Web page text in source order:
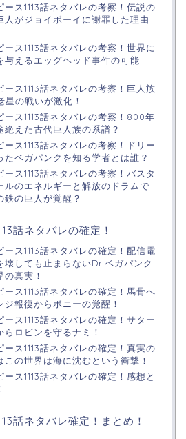
ース1113話ネタバレの考察！伝説の
人がジョイボーイに謝罪した理由
ース1113話ネタバレの考察！世界に
与えるエッグヘッド事件の可能
ース1113話ネタバレの考察！巨人族
星の戦いが激化！
ース1113話ネタバレの考察！800年
絶えた古代巨人族の系譜？
ース1113話ネタバレの考察！ドリー
たベガパンクを知る学者とは誰？
ース1113話ネタバレの考察！バスタ
ルのエネルギーと解放のドラムで
鉄の巨人が覚醒？
話ネタバレの確定！
ース1113話ネタバレの確定！配信電
壊しても止まらないDr.ベガパンク
の真実！
ース1113話ネタバレの確定！馬骨へ
ジ報復からボニーの覚醒！
ース1113話ネタバレの確定！サター
らロビンを守るナミ！
ース1113話ネタバレの確定！真実の
この世界は海に沈むという衝撃！
ース1113話ネタバレの確定！感想と
話ネタバレ確定！まとめ！